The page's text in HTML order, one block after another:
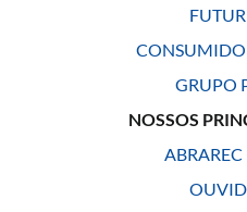
GRUPO
NOSSOS